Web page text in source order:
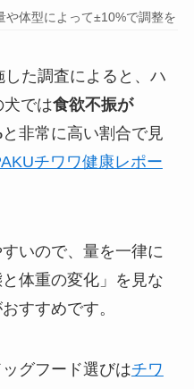
体型によって±10%で調整を
た調査によると、ハ
犬では食欲不振が
と非常に高い割合で見
チワワ健康レポー
いので、量を一律に
体重の変化」を見な
すすめです。
グフード選びはチワ